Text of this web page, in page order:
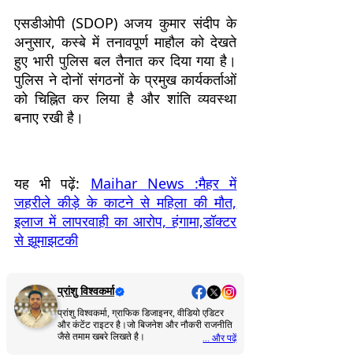
एसडीओपी (SDOP) अजय कुमार संदीप के
अनुसार, कस्बे में तनावपूर्ण माहौल को देखते
हुए भारी पुलिस बल तैनात कर दिया गया है।
पुलिस ने दोनों संगठनों के प्रमुख कार्यकर्ताओं
को चिह्नित कर लिया है और शांति व्यवस्था
बनाए रखी है।
यह भी पढ़ें:
Maihar News :मैहर में
जहरीले कीड़े के काटने से महिला की मौत,
इलाज में लापरवाही का आरोप, हंगामा,डॉक्टर
से झूमाझटकी
प्रांशु विश्वकर्मा
प्रांशु विश्वकर्मा, ग्राफिक डिजाइनर, वीडियो एडिटर
और कंटेंट राइटर है।जो बिजनेश और नौकरी राजनीति
जैसे तमाम खबरे लिखते है।
... और पढ़ें